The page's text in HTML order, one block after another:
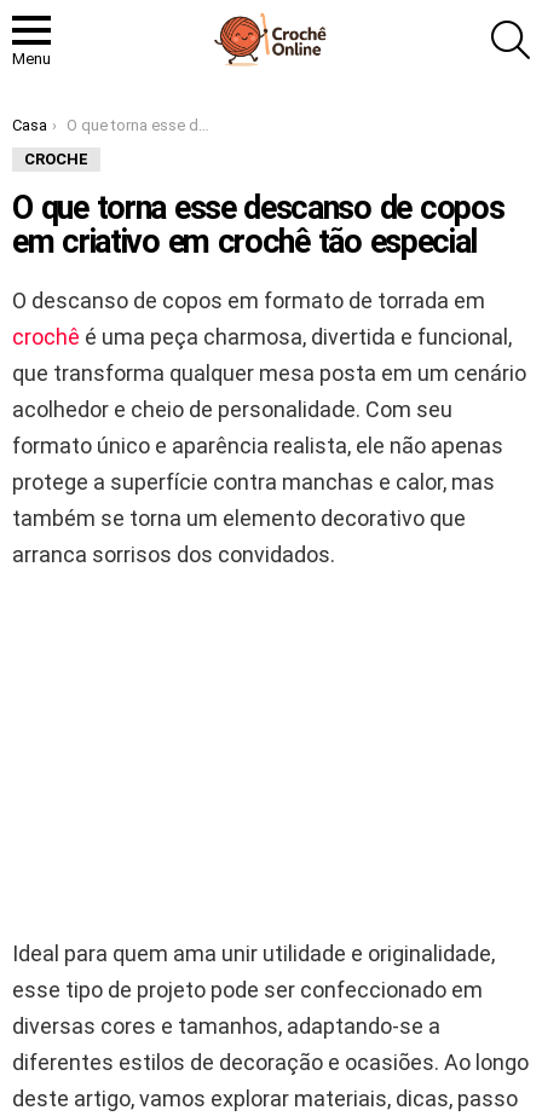
Menu
Você está aqui:
Casa
O que torna esse descanso de copos em criativo em crochê tão especial
CROCHE
O que torna esse descanso de copos
em criativo em crochê tão especial
O descanso de copos em formato de torrada em
crochê é uma peça charmosa, divertida e funcional,
que transforma qualquer mesa posta em um cenário
acolhedor e cheio de personalidade. Com seu
formato único e aparência realista, ele não apenas
protege a superfície contra manchas e calor, mas
também se torna um elemento decorativo que
arranca sorrisos dos convidados.
Ideal para quem ama unir utilidade e originalidade,
esse tipo de projeto pode ser confeccionado em
diversas cores e tamanhos, adaptando-se a
diferentes estilos de decoração e ocasiões. Ao longo
deste artigo, vamos explorar materiais, dicas, passo